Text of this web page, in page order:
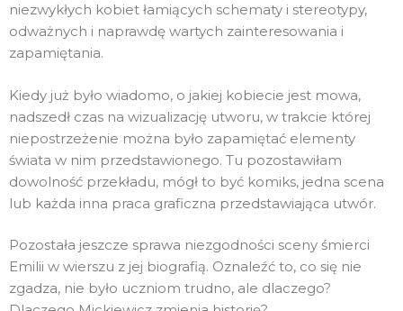
niezwykłych kobiet łamiących schematy i stereotypy,
odważnych i naprawdę wartych zainteresowania i
zapamiętania.
Kiedy już było wiadomo, o jakiej kobiecie jest mowa,
nadszedł czas na wizualizację utworu, w trakcie której
niepostrzeżenie można było zapamiętać elementy
świata w nim przedstawionego. Tu pozostawiłam
dowolność przekładu, mógł to być komiks, jedna scena
lub każda inna praca graficzna przedstawiająca utwór.
Pozostała jeszcze sprawa niezgodności sceny śmierci
Emilii w wierszu z jej biografią. Oznaleźć to, co się nie
zgadza, nie było uczniom trudno, ale dlaczego?